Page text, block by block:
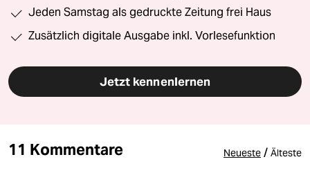
Jeden Samstag als gedruckte Zeitung frei Haus
Zusätzlich digitale Ausgabe inkl. Vorlesefunktion
Jetzt kennenlernen
11 Kommentare Neueste / Älteste